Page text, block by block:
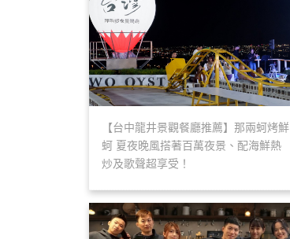
【台中龍井景觀餐廳推薦】那兩蚵烤鮮
蚵 夏夜晚風搭著百萬夜景、配海鮮熱
炒及歌聲超享受！